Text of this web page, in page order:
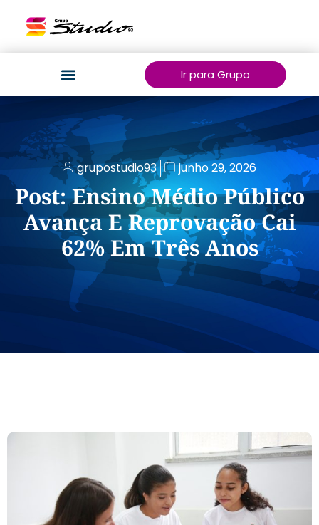
Ir para Grupo
grupostudio93 junho 29, 2026
Post: Ensino Médio Público
Avança E Reprovação Cai
62% Em Três Anos